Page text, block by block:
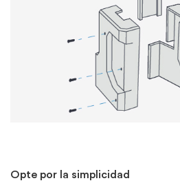
Opte por la simplicidad